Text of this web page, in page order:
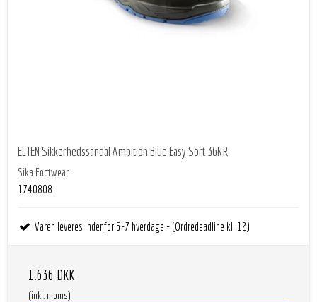
ELTEN Sikkerhedssandal Ambition Blue Easy Sort 36NR
Sika Footwear
1740808
Varen leveres indenfor 5-7 hverdage - (Ordredeadline kl. 12)
1.636 DKK
(inkl. moms)